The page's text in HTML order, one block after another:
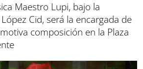
Maestro Lupi, bajo la
Cid, será la encargada de
composición en la Plaza